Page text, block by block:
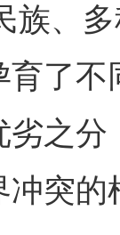
族、
育了
之
突